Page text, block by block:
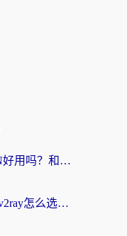
海外党必看：快帆TV版VPN好用吗？和快游VPN对比哪个回国效果更好？附实用避坑指南
海外党无忧指南：国内节点v2ray怎么选？一键回国VPN+多场景实测帮你避坑